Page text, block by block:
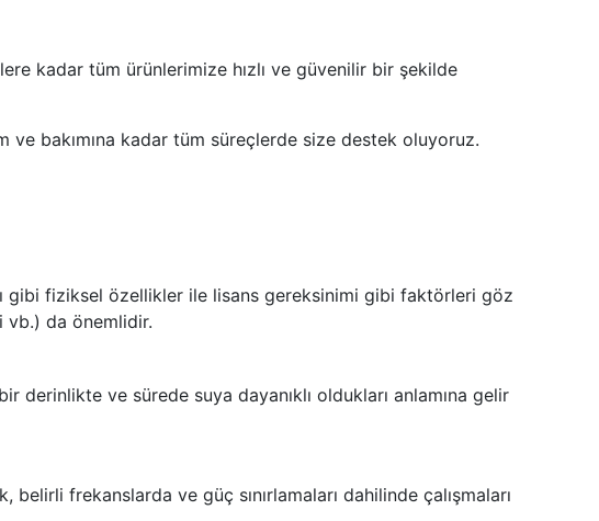
kadar tüm ürünlerimize hızlı ve güvenilir bir şekilde
ve bakımına kadar tüm süreçlerde size destek oluyoruz.
gibi fiziksel özellikler ile lisans gereksinimi gibi faktörleri göz
vb.) da önemlidir.
ve sürede suya dayanıklı oldukları anlamına gelir
frekanslarda ve güç sınırlamaları dahilinde çalışmaları